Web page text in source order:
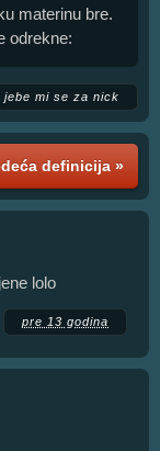
materinu bre.
odrekne:
jebe mi se za nick
definicija »
lolo
pre 13 godina